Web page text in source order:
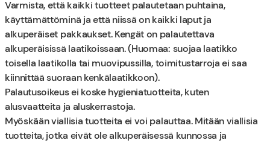
Varmista, että kaikki tuotteet palautetaan puhtaina,
käyttämättöminä ja että niissä on kaikki laput ja
alkuperäiset pakkaukset. Kengät on palautettava
alkuperäisissä laatikoissaan. (Huomaa: suojaa laatikko
toisella laatikolla tai muovipussilla, toimitustarroja ei saa
kiinnittää suoraan kenkälaatikkoon).
Palautusoikeus ei koske hygieniatuotteita, kuten
alusvaatteita ja aluskerrastoja.
Myöskään viallisia tuotteita ei voi palauttaa. Mitään viallisia
tuotteita, jotka eivät ole alkuperäisessä kunnossa ja